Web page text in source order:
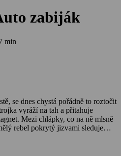
zabiják
min
se dnes chystá pořádně to roztočit
vyráží na tah a přitahuje
Mezi chlápky, co na ně mlsně
rebel pokrytý jizvami sleduje
– nadupané kaskadérské auto